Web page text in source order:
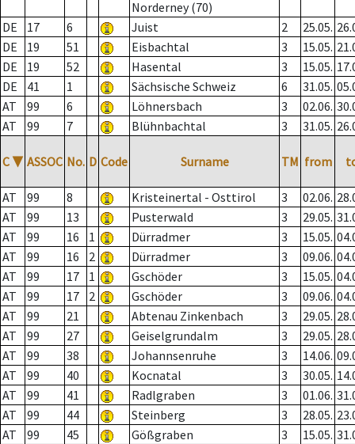
Norderney (70)
DE 17 6 Juist 2 25.05.
DE
19 51 Eisbachtal 3 15.05.
DE
19 52 Hasental 3 15.05.
DE
41 1 Sächsische Schweiz 6 31.05.
AT
99 6 Löhnersbach 3 02.06.
AT
99 7 Blühnbachtal 3 31.05.
C ▼ ASSOC No. D Code Surname TM from
AT 99 8 Kristeinertal - Osttirol 3 02.06.
AT
99 13 Pusterwald 3 29.05.
AT
99 16 1 Dürradmer 3 15.05.
AT
99 16 2 Dürradmer 3 09.06.
AT
99 17 1 Gschöder 3 15.05.
AT
99 17 2 Gschöder 3 09.06.
AT
99 21 Abtenau Zinkenbach 3 29.05.
AT
99 27 Geiselgrundalm 3 29.05.
AT
99 38 Johannsenruhe 3 14.06.
AT
99 40 Kocnatal 3 30.05.
AT
99 41 Radlgraben 3 01.06.
AT
99 44 Steinberg 3 28.05.
AT
99 45 Gößgraben 3 15.05.